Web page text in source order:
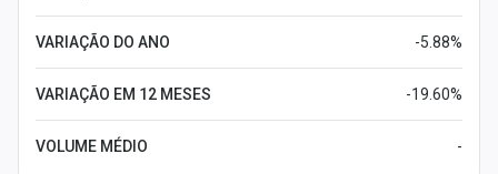
VARIAÇÃO DO ANO -5.88%
VARIAÇÃO EM 12 MESES -19.60%
VOLUME MÉDIO -